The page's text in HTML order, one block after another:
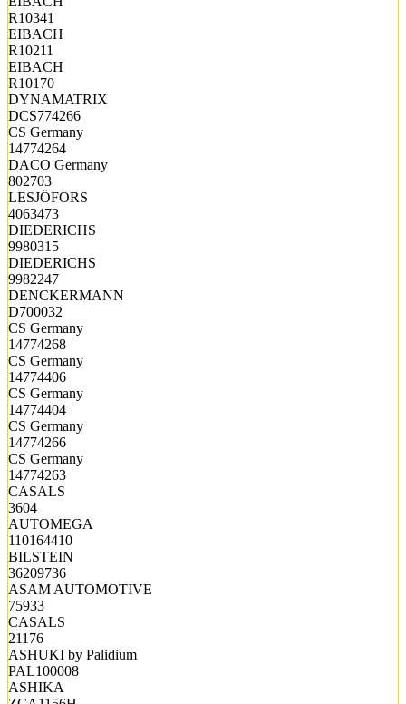
R10341
EIBACH
R10211
EIBACH
R10170
DYNAMATRIX
DCS774266
CS Germany
14774264
DACO Germany
802703
LESJÖFORS
4063473
DIEDERICHS
9980315
DIEDERICHS
9982247
DENCKERMANN
D700032
CS Germany
14774268
CS Germany
14774406
CS Germany
14774404
CS Germany
14774266
CS Germany
14774263
CASALS
3604
AUTOMEGA
110164410
BILSTEIN
36209736
ASAM AUTOMOTIVE
75933
CASALS
21176
ASHUKI by Palidium
PAL100008
ASHIKA